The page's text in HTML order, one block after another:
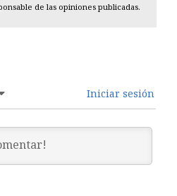
de las opiniones publicadas.
Iniciar sesión